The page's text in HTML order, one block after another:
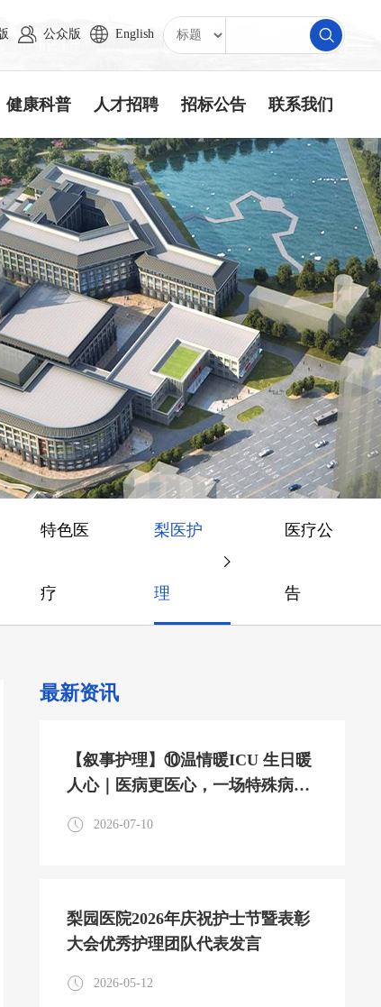
公众版 English
健康科普 人才招聘 招标公告 联系我们
特色医
疗
梨医护
理
医疗公
告
最新资讯
【叙事护理】⑩温情暖ICU 生日暖
人心｜医病更医心，一场特殊病房
2026-07-10
梨园医院2026年庆祝护士节暨表彰
大会优秀护理团队代表发言
2026-05-12